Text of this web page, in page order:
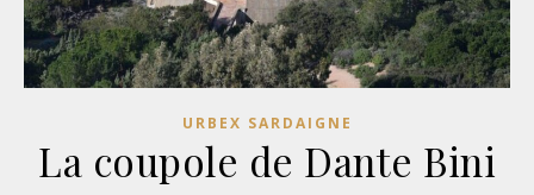
URBEX SARDAIGNE
La coupole de Dante Bini